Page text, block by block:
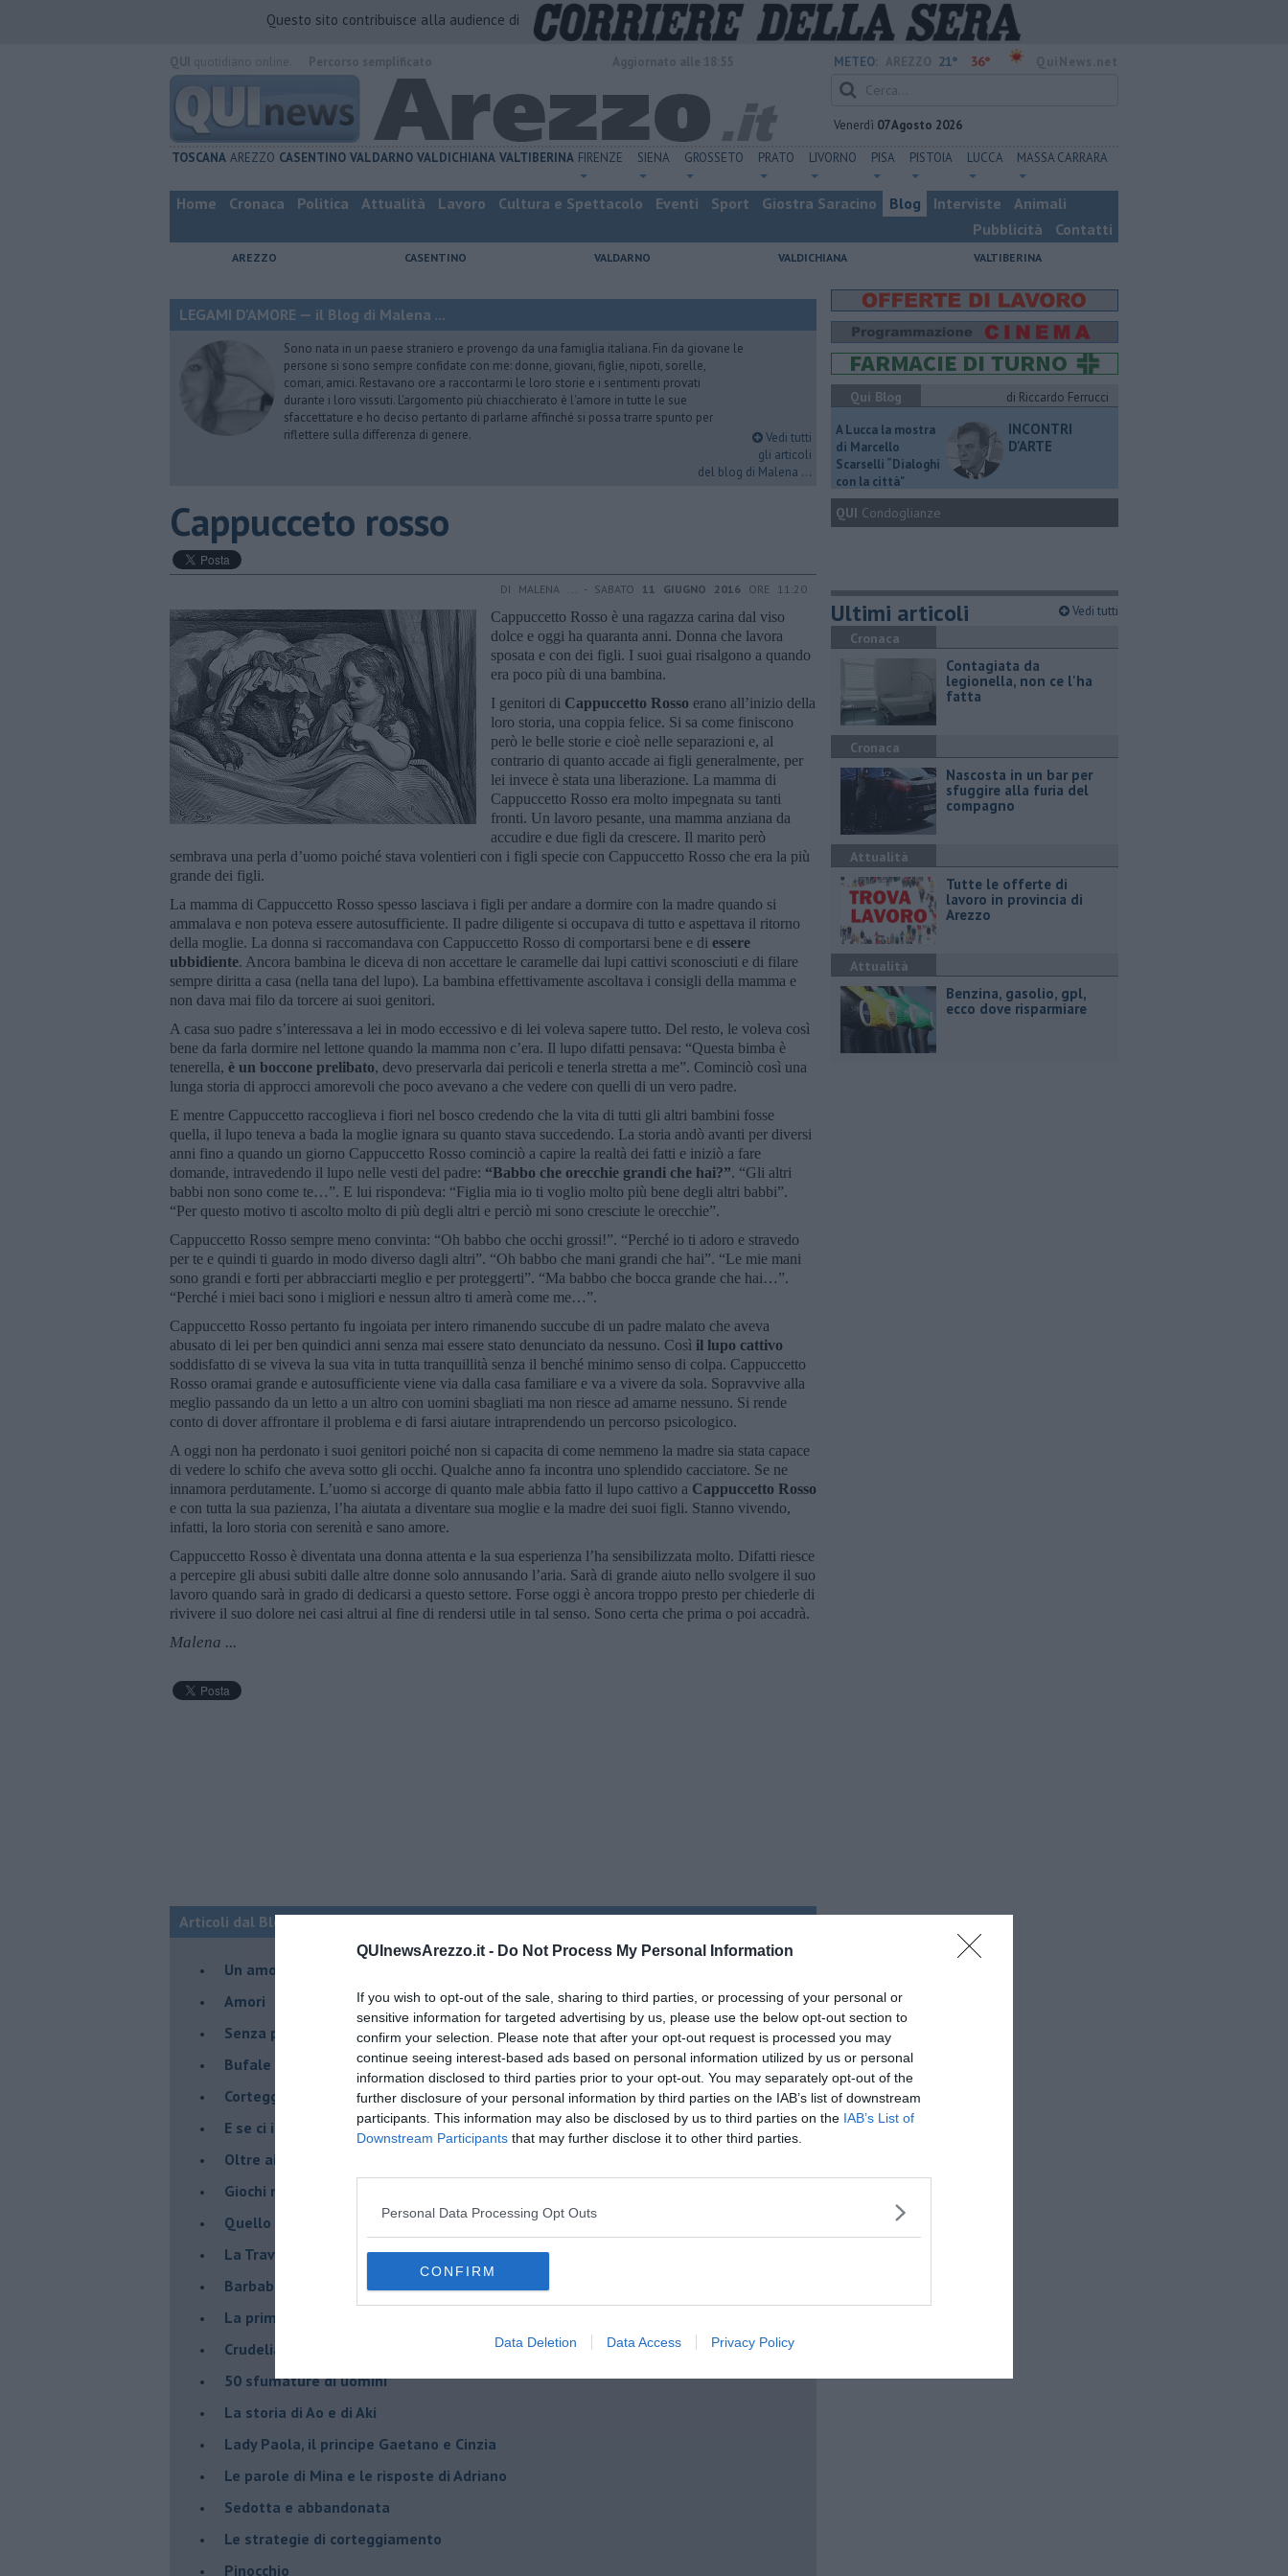
QUInewsArezzo.it - Do Not Process My Personal Information
If you wish to opt-out of the sale, sharing to third parties, or processing of your personal or
sensitive information for targeted advertising by us, please use the below opt-out section to
confirm your selection. Please note that after your opt-out request is processed you may
continue seeing interest-based ads based on personal information utilized by us or personal
information disclosed to third parties prior to your opt-out. You may separately opt-out of the
further disclosure of your personal information by third parties on the IAB’s list of downstream
participants. This information may also be disclosed by us to third parties on the IAB’s List of
Downstream Participants that may further disclose it to other third parties.
Personal Data Processing Opt Outs
CONFIRM
Data Deletion Data Access Privacy Policy
Questo sito contribuisce alla audience di
METEO: 21° 36°
Venerdì 07 Agosto 2026
TOSCANA AREZZO CASENTINO VALDARNO VALDICHIANA VALTIBERINA FIRENZE SIENA GROSSETO PRATO LIVORNO PISA PISTOIA LUCCA MASSA CARRARA
Home Cronaca Politica Attualità Lavoro Cultura e Spettacolo Eventi Sport Giostra Saracino Blog Interviste
Animali
Pubblicità
Contatti
AREZZO CASENTINO VALDARNO VALDICHIANA VALTIBERINA
LEGAMI D'AMORE — il Blog di Malena ...
Sono nata in un paese straniero e provengo da una famiglia italiana. Fin da giovane le
persone si sono sempre confidate con me: donne, giovani, figlie, nipoti, sorelle,
comari, amici. Restavano ore a raccontarmi le loro storie e i sentimenti provati
durante i loro vissuti. L'argomento più chiacchierato è l'amore in tutte le sue
sfaccettature e ho deciso pertanto di parlarne affinché si possa trarre spunto per
riflettere sulla differenza di genere.
Vedi tutti
gli articoli
del blog di Malena ...
Cappucceto rosso
DI MALENA ... - SABATO 11 GIUGNO 2016 ORE 11:20
Cappuccetto Rosso è una ragazza carina dal viso
dolce e oggi ha quaranta anni. Donna che lavora
sposata e con dei figli. I suoi guai risalgono a quando
era poco più di una bambina.
I genitori di Cappuccetto Rosso erano all’inizio della
loro storia, una coppia felice. Si sa come finiscono
però le belle storie e cioè nelle separazioni e, al
contrario di quanto accade ai figli generalmente, per
lei invece è stata una liberazione. La mamma di
Cappuccetto Rosso era molto impegnata su tanti
fronti. Un lavoro pesante, una mamma anziana da
accudire e due figli da crescere. Il marito però
sembrava una perla d’uomo poiché stava volentieri con i figli specie con Cappuccetto Rosso che era la più
grande dei figli.
La mamma di Cappuccetto Rosso spesso lasciava i figli per andare a dormire con la madre quando si
ammalava e non poteva essere autosufficiente. Il padre diligente si occupava di tutto e aspettava il ritorno
della moglie. La donna si raccomandava con Cappuccetto Rosso di comportarsi bene e di essere
ubbidiente. Ancora bambina le diceva di non accettare le caramelle dai lupi cattivi sconosciuti e di filare
sempre diritta a casa (nella tana del lupo). La bambina effettivamente ascoltava i consigli della mamma e
non dava mai filo da torcere ai suoi genitori.
A casa suo padre s’interessava a lei in modo eccessivo e di lei voleva sapere tutto. Del resto, le voleva così
bene da farla dormire nel lettone quando la mamma non c’era. Il lupo difatti pensava: “Questa bimba è
tenerella, è un boccone prelibato, devo preservarla dai pericoli e tenerla stretta a me”. Cominciò così una
lunga storia di approcci amorevoli che poco avevano a che vedere con quelli di un vero padre.
E mentre Cappuccetto raccoglieva i fiori nel bosco credendo che la vita di tutti gli altri bambini fosse
quella, il lupo teneva a bada la moglie ignara su quanto stava succedendo. La storia andò avanti per diversi
anni fino a quando un giorno Cappuccetto Rosso cominciò a capire la realtà dei fatti e iniziò a fare
domande, intravedendo il lupo nelle vesti del padre: “Babbo che orecchie grandi che hai?”. “Gli altri
babbi non sono come te…”. E lui rispondeva: “Figlia mia io ti voglio molto più bene degli altri babbi”.
“Per questo motivo ti ascolto molto di più degli altri e perciò mi sono cresciute le orecchie”.
Cappuccetto Rosso sempre meno convinta: “Oh babbo che occhi grossi!”. “Perché io ti adoro e stravedo
per te e quindi ti guardo in modo diverso dagli altri”. “Oh babbo che mani grandi che hai”. “Le mie mani
sono grandi e forti per abbracciarti meglio e per proteggerti”. “Ma babbo che bocca grande che hai…”.
“Perché i miei baci sono i migliori e nessun altro ti amerà come me…”.
Cappuccetto Rosso pertanto fu ingoiata per intero rimanendo succube di un padre malato che aveva
abusato di lei per ben quindici anni senza mai essere stato denunciato da nessuno. Così il lupo cattivo
soddisfatto di se viveva la sua vita in tutta tranquillità senza il benché minimo senso di colpa. Cappuccetto
Rosso oramai grande e autosufficiente viene via dalla casa familiare e va a vivere da sola. Sopravvive alla
meglio passando da un letto a un altro con uomini sbagliati ma non riesce ad amarne nessuno. Si rende
conto di dover affrontare il problema e di farsi aiutare intraprendendo un percorso psicologico.
A oggi non ha perdonato i suoi genitori poiché non si capacita di come nemmeno la madre sia stata capace
di vedere lo schifo che aveva sotto gli occhi. Qualche anno fa incontra uno splendido cacciatore. Se ne
innamora perdutamente. L’uomo si accorge di quanto male abbia fatto il lupo cattivo a Cappuccetto Rosso
e con tutta la sua pazienza, l’ha aiutata a diventare sua moglie e la madre dei suoi figli. Stanno vivendo,
infatti, la loro storia con serenità e sano amore.
Cappuccetto Rosso è diventata una donna attenta e la sua esperienza l’ha sensibilizzata molto. Difatti riesce
a percepire gli abusi subiti dalle altre donne solo annusando l’aria. Sarà di grande aiuto nello svolgere il suo
lavoro quando sarà in grado di dedicarsi a questo settore. Forse oggi è ancora troppo presto per chiederle di
rivivere il suo dolore nei casi altrui al fine di rendersi utile in tal senso. Sono certa che prima o poi accadrà.
Malena ...
Articoli dal Blog “Legami d'amore” di Malena ...
Un amore nato ai tempi del coronavirus
Amori
Senza parole - 1
Bufale d'amore
Corteggiatrici moderne
E se ci incontrassimo ?
Oltre ai cinque sensi
Giochi nel bosco
Quello che vogliono le donne
La Traviata in versione moderna
Barbablù
La prima volta
Crudelia De Mon
50 sfumature di uomini
La storia di Ao e di Aki
Lady Paola, il principe Gaetano e Cinzia
Le parole di Mina e le risposte di Adriano
Sedotta e abbandonata
Le strategie di corteggiamento
Pinocchio
Qui Blog
di Riccardo Ferrucci
A Lucca la mostra
di Marcello
Scarselli “Dialoghi
con la città"
INCONTRI
D'ARTE
QUI Condoglianze
Ultimi articoli Vedi tutti
Cronaca
Contagiata da
legionella, non ce l'ha
fatta
Cronaca
Nascosta in un bar per
sfuggire alla furia del
compagno
Attualità
​Tutte le offerte di
lavoro in provincia di
Arezzo
Attualità
​Benzina, gasolio, gpl,
ecco dove risparmiare